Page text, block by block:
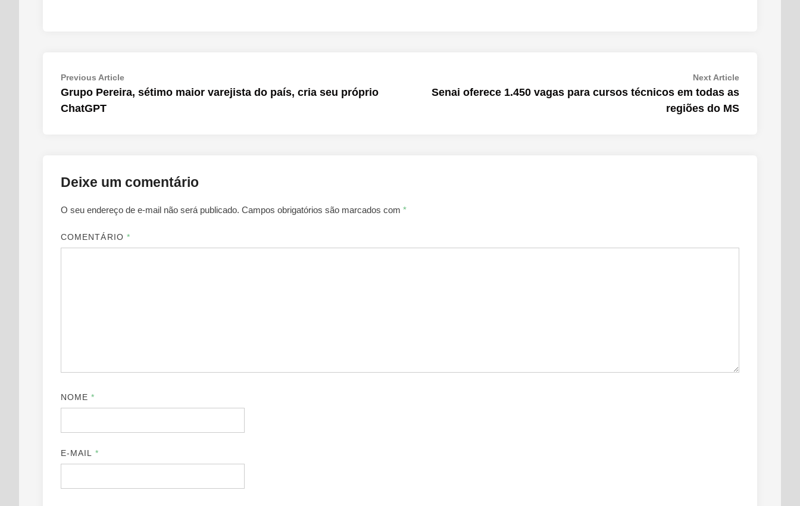
Navegação
de
Post
Previous ArticlePrevious
article:
Grupo Pereira, sétimo maior varejista do país, cria seu próprio
ChatGPT
Next ArticleNext
article:
Senai oferece 1.450 vagas para cursos técnicos em todas as
regiões do MS
Deixe um comentário
O seu endereço de e-mail não será publicado. Campos obrigatórios são marcados com *
COMENTÁRIO *
NOME*
E-MAIL *